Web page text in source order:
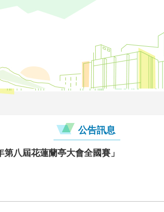
公告訊息
八屆花蓮蘭亭大會全國賽」